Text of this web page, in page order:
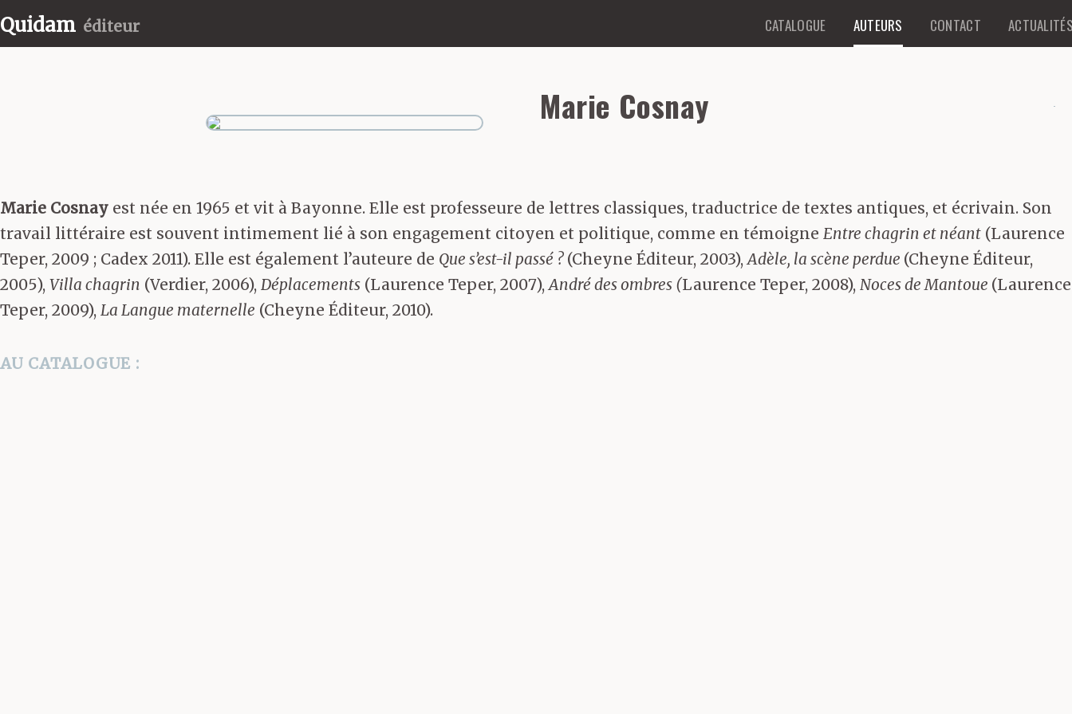
Quidam éditeur CATALOGUE AUTEURS CONTACT
Marie Cosnay
Marie Cosnay est née en 1965 et vit à Bayonne. Elle est professeure de lettres classiques, traductrice de textes antiques, et écrivain. Son
travail littéraire est souvent intimement lié à son engagement citoyen et politique, comme en témoigne Entre chagrin et néant (Laurence
Teper, 2009 ; Cadex 2011). Elle est également l’auteure de Que s’est-il passé ?(Cheyne Éditeur, 2003), Adèle, la scène perdue (Cheyne Éditeur,
2005), Villa chagrin (Verdier, 2006), Déplacements (Laurence Teper, 2007), André des ombres (Laurence Teper, 2008), Noces de Mantoue (Laurence
Teper, 2009), La Langue maternelle (Cheyne Éditeur, 2010).
AU CATALOGUE :